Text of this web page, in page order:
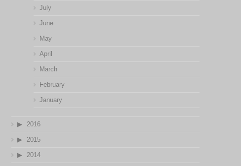
July
June
May
April
March
February
January
2016
2015
2014